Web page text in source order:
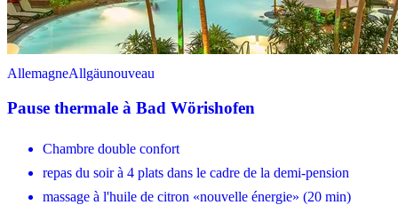
AllemagneAllgäunouveau
Pause thermale à Bad Wörishofen
Chambre double confort
repas du soir à 4 plats dans le cadre de la demi-pension
massage à l'huile de citron «nouvelle énergie» (20 min)